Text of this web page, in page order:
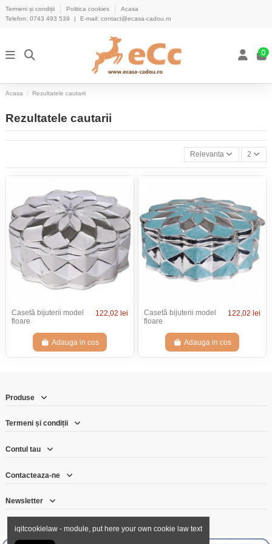
Termeni și condiții Politica cookies
Acasa
Telefon: 0743 493 539 | E-mail: contact@ecasa-cadou.ro
0
Acasa Rezultatele cautarii
Rezultatele cautarii
Relevanta 2
Casetă bijuterii model
floare
122,02 lei
Adauga in cos
Casetă bijuterii model
floare
122,02 lei
Adauga in cos
Produse
Termeni și condiții
Contul tau
Contacteaza-ne
Newsletter
iqitcookielaw - module, put here your own cookie law text